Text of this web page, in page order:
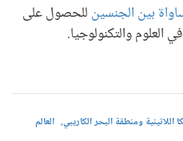
بين الجنسين للحصول على
العلوم والتكنولوجيا.
اللاتينية ومنطقة البحر الكاريبي العالم